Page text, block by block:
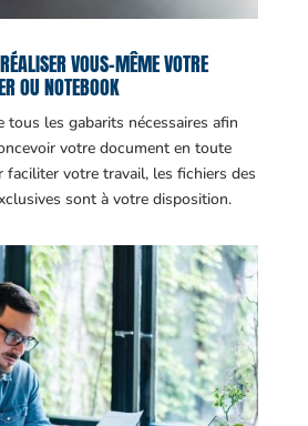
VOUS-MÊME VOTRE
OU NOTEBOOK
les gabarits nécessaires afin
votre document en toute
faciliter votre travail, les fichiers des
sont à votre disposition.